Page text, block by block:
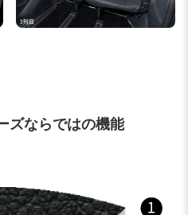
ズならではの機能